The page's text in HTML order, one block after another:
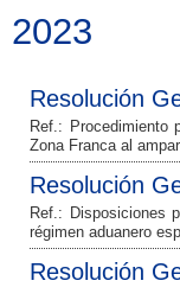
2023
Resolución
Ref.: Procedimiento
Zona Franca al
Resolución
Ref.: Disposiciones
régimen aduanero
Resolución